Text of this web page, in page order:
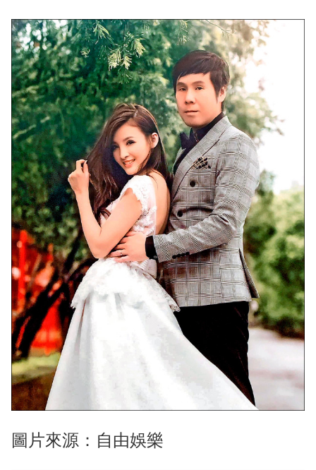
圖片來源：自由娛樂